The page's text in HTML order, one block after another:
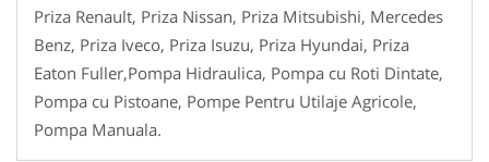
Priza Renault, Priza Nissan, Priza Mitsubishi, Mercedes
Benz, Priza Iveco, Priza Isuzu, Priza Hyundai, Priza
Eaton Fuller,Pompa Hidraulica, Pompa cu Roti Dintate,
Pompa cu Pistoane, Pompe Pentru Utilaje Agricole,
Pompa Manuala.